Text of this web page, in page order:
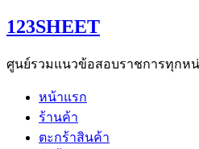
Skip
to
123SHEET
ศูนย์รวมแนวข้อสอบราชการทุกห
หน้าแรก
ร้านค้า
ตะกร้าสินค้า